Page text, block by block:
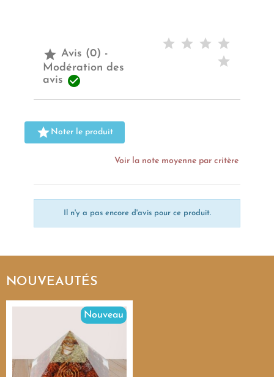
 Avis (0) -
Modération des
avis 
 Noter le produit
Voir la note moyenne par critère
Il n'y a pas encore d'avis pour ce produit.
NOUVEAUTÉS
Nouveau